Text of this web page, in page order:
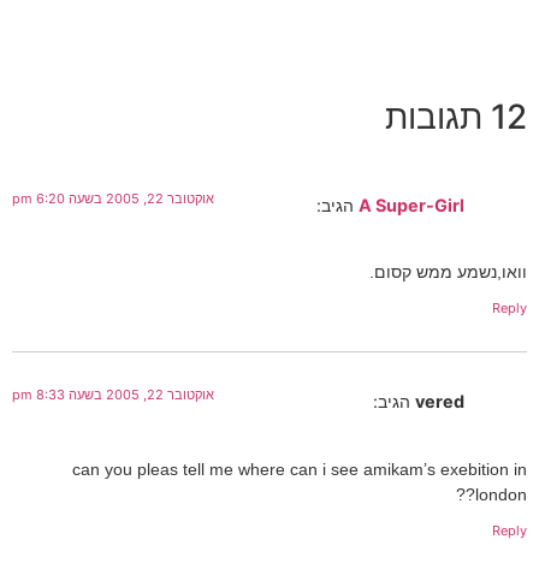
12 תגובות
A Super-Girl הגיב: אוקטובר 22, 2005 בשעה 6:20 pm
וואו,נשמע ממש קסום.
Reply
vered הגיב: אוקטובר 22, 2005 בשעה 8:33 pm
can you pleas tell me where can i see amikam’s exebition in
london??
Reply